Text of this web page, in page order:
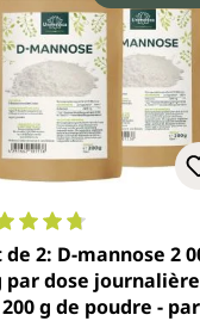
moyenne de 4.7
2: D-mannose 2 000
par dose
g de poudre - par